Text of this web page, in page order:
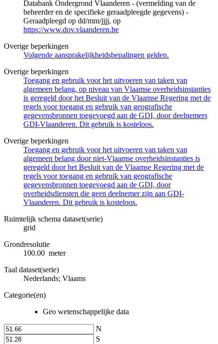
Databank Ondergrond Vlaanderen - (vermelding van de
beheerder en de specifieke geraadpleegde gegevens) -
Geraadpleegd op dd/mm/jjjj, op
https://www.dov.vlaanderen.be
Overige beperkingen
Volgende aansprakelijkheidsbepalingen gelden.
Overige beperkingen
Toegang en gebruik voor het uitvoeren van taken van
algemeen belang, op niveau van Vlaamse overheidsinstanties
is geregeld door het Besluit van de Vlaamse Regering met de
regels voor toegang en gebruik van geografische
gegevensbronnen toegevoegd aan de GDI, door deelnemers
GDI-Vlaanderen. Dit gebruik is kosteloos.
Overige beperkingen
Toegang en gebruik voor het uitvoeren van taken van
algemeen belang door niet-Vlaamse overheidsinstanties is
geregeld door het Besluit van de Vlaamse Regering met de
regels voor toegang en gebruik van geografische
gegevensbronnen toegevoegd aan de GDI, door
overheidsdiensten die geen deelnemer zijn aan GDI-
Vlaanderen. Dit gebruik is kosteloos.
Ruimtelijk schema dataset(serie)
grid
Grondresolutie
100.00 meter
Taal dataset(serie)
Nederlands; Vlaams
Categorie(en)
Geo wetenschappelijke data
N
S